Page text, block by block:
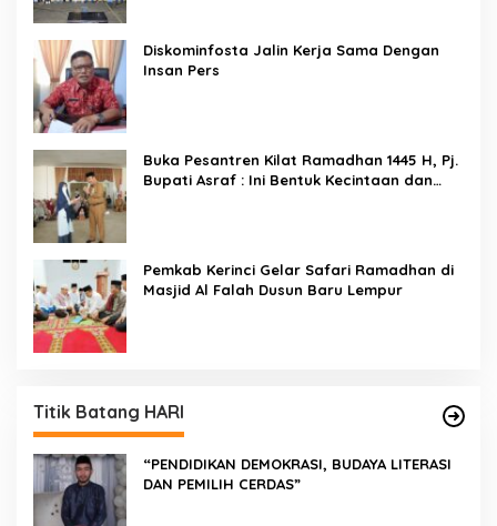
Diskominfosta Jalin Kerja Sama Dengan
Insan Pers
Buka Pesantren Kilat Ramadhan 1445 H, Pj.
Bupati Asraf : Ini Bentuk Kecintaan dan
Pemkab Kerinci Gelar Safari Ramadhan di
Masjid Al Falah Dusun Baru Lempur
Titik Batang HARI
“PENDIDIKAN DEMOKRASI, BUDAYA LITERASI
DAN PEMILIH CERDAS”